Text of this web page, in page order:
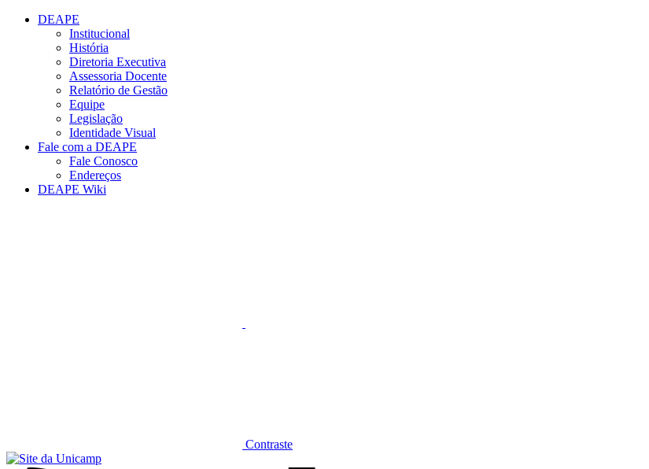
Conteúdo principal
DEAPE
Institucional
História
Diretoria Executiva
Assessoria Docente
Relatório de Gestão
Equipe
Legislação
Identidade Visual
Fale com a DEAPE
Fale Conosco
Endereços
DEAPE Wiki
Contraste